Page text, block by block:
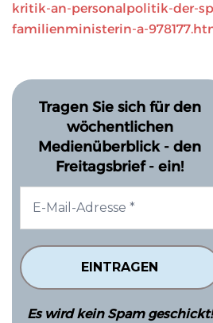
kritik-an-personalpolitik-der-
familienministerin-a-
Tragen Sie sich für den
wöchentlichen
Medienüberblick - den
Freitagsbrief - ein!
Es wird kein Spam geschickt!